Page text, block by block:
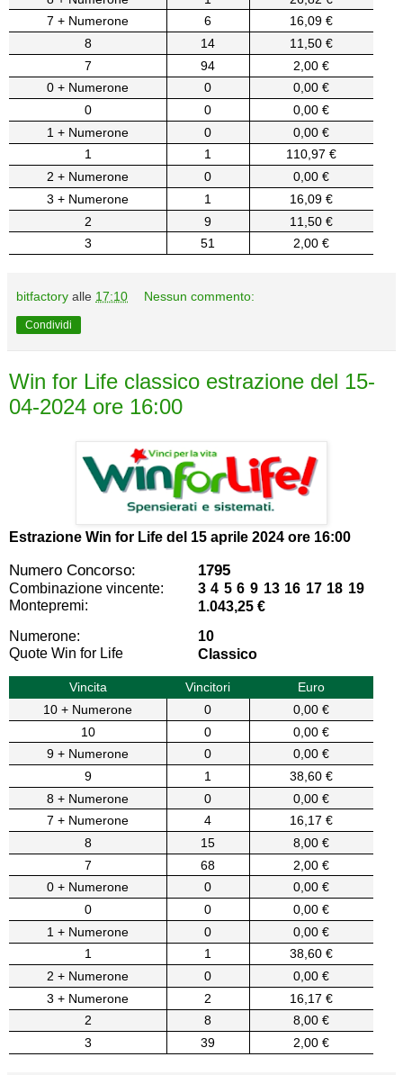
7 + Numerone
6
16,09 €
8
14
11,50 €
7
94
2,00 €
0 + Numerone
0
0,00 €
0
0
0,00 €
1 + Numerone
0
0,00 €
1
1
110,97 €
2 + Numerone
0
0,00 €
3 + Numerone
1
16,09 €
2
9
11,50 €
3
51 2,00 €
bitfactory alle 17:10 Nessun commento:
Condividi
Win for Life classico estrazione del 15-
04-2024 ore 16:00
Estrazione Win for Life del 15 aprile 2024 ore 16:00
Numero Concorso: 1795
Combinazione vincente:
3 4 5 6 9 13 16 17 18 19
Montepremi:
1.043,25 €
Numerone:
10
Quote Win for Life
Classico
Vincita Vincitori
Euro
10 + Numerone
0
0,00 €
10
0
0,00 €
9 + Numerone
0
0,00 €
9
1
38,60 €
8 + Numerone
0
0,00 €
7 + Numerone
4
16,17 €
8
15
8,00 €
7
68
2,00 €
0 + Numerone
0
0,00 €
0
0
0,00 €
1 + Numerone
0
0,00 €
1
1
38,60 €
2 + Numerone
0
0,00 €
3 + Numerone
2
16,17 €
2
8
8,00 €
3
39 2,00 €